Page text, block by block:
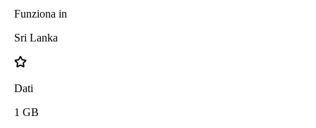
Funziona in
Sri Lanka
Dati
1 GB